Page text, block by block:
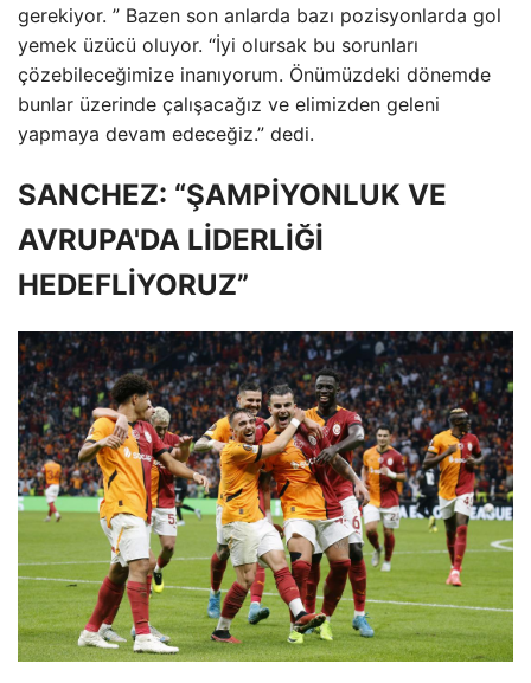
gerekiyor. ” Bazen son anlarda bazı pozisyonlarda gol
yemek üzücü oluyor. “İyi olursak bu sorunları
çözebileceğimize inanıyorum. Önümüzdeki dönemde
bunlar üzerinde çalışacağız ve elimizden geleni
yapmaya devam edeceğiz.” dedi.
SANCHEZ: “ŞAMPİYONLUK VE
AVRUPA'DA LİDERLİĞİ
HEDEFLİYORUZ”